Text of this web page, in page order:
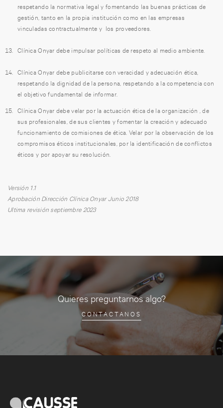
respetando la normativa legal y fomentando las buenas prácticas de
gestión, tanto en la propia institución como en las empresas
vinculadas contractualmente y los proveedores.
Clínica Onyar debe impulsar políticas de respeto al medio ambiente.
Clínica Onyar debe publicitarse con veracidad y adecuación ética,
respetando la dignidad de la persona, respetando a la competencia con
el objetivo fundamental de informar.
Clínica Onyar debe velar por la actuación ética de la organización , de
sus profesionales, de sus clientes y fomentar la creación y adecuado
funcionamiento de comisiones de ética. Velar por la observación de los
compromisos éticos institucionales, por la identificación de conflictos
éticos y por apoyar su resolución.
Versión 1.1
Aprobación Dirección Clínica Onyar Junio ​​2018
Ultima revisión septiembre 2023
Quieres preguntarnos algo?
CONTACTANOS